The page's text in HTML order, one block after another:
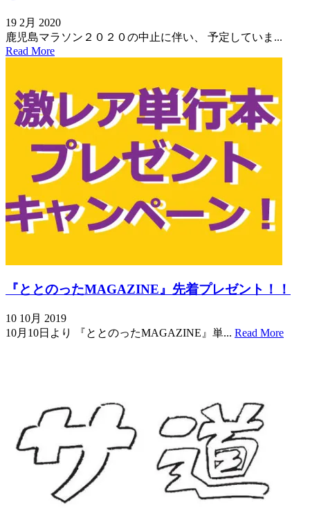
19 2月 2020
鹿児島マラソン２０２０の中止に伴い、 予定していま...
Read More
『ととのったMAGAZINE』先着プレゼント！！
10 10月 2019
10月10日より 『ととのったMAGAZINE』単... Read More